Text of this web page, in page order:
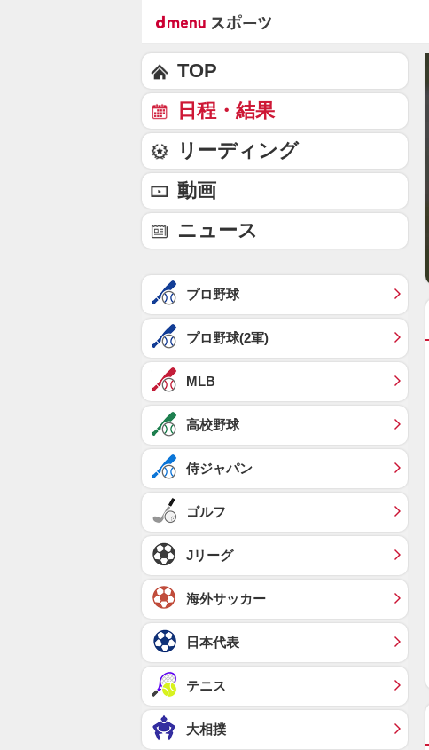
TOP
日程・結果
リーディング
動画
ニュース
プロ野球
プロ野球(2軍)
MLB
高校野球
侍ジャパン
ゴルフ
Jリーグ
海外サッカー
日本代表
テニス
大相撲